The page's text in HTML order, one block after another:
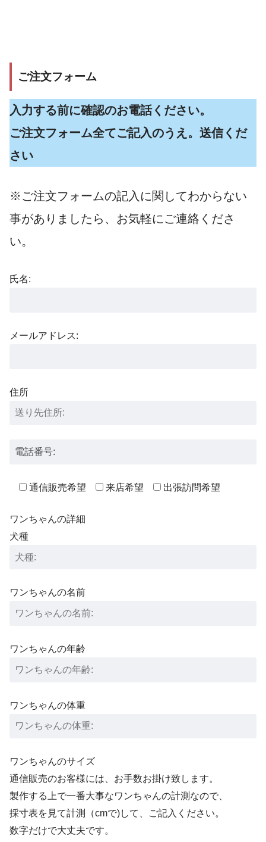
ご注文フォーム
入力する前に確認のお電話ください。
ご注文フォーム全てご記入のうえ。送信くだ
さい
※ご注文フォームの記入に関してわからない
事がありましたら、お気軽にご連絡くださ
い。
氏名:
メールアドレス:
住所
通信販売希望 来店希望 出張訪問希望
ワンちゃんの詳細
犬種
ワンちゃんの名前
ワンちゃんの年齢
ワンちゃんの体重
ワンちゃんのサイズ
通信販売のお客様には、お手数お掛け致します。
製作する上で一番大事なワンちゃんの計測なので、
採寸表を見て計測（cmで)して、ご記入ください。
数字だけで大丈夫です。